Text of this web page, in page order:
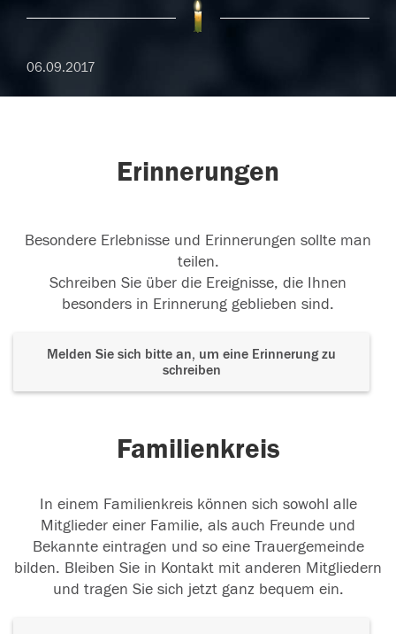
06.09.2017
Erinnerungen
Besondere Erlebnisse und Erinnerungen sollte man
teilen.
Schreiben Sie über die Ereignisse, die Ihnen
besonders in Erinnerung geblieben sind.
Melden Sie sich bitte an, um eine Erinnerung zu
schreiben
Familienkreis
In einem Familienkreis können sich sowohl alle
Mitglieder einer Familie, als auch Freunde und
Bekannte eintragen und so eine Trauergemeinde
bilden. Bleiben Sie in Kontakt mit anderen Mitgliedern
und tragen Sie sich jetzt ganz bequem ein.